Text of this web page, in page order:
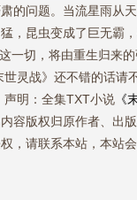
的问题。当流星雨从
，昆虫变成了巨无霸
切，将由重生归来的
灵战》还不错的话请
明：全集TXT小说 《
内容版权归原作者、出
，请联系本站，本站